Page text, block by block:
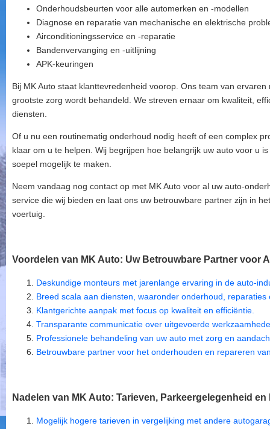
Onderhoudsbeurten voor alle automerken en -modellen
Diagnose en reparatie van mechanische en elektrische
Airconditioningsservice en -reparatie
Bandenvervanging en -uitlijning
APK-keuringen
Bij MK Auto staat klanttevredenheid voorop. Ons team van
grootste zorg wordt behandeld. We streven ernaar om kwaliteit,
diensten.
Of u nu een routinematig onderhoud nodig heeft of een complex
klaar om u te helpen. Wij begrijpen hoe belangrijk uw auto voor u
soepel mogelijk te maken.
Neem vandaag nog contact op met MK Auto voor al uw auto-
service die wij bieden en laat ons uw betrouwbare partner zijn in
voertuig.
Voordelen van MK Auto: Uw Betrouwbare Partner voor
Deskundige monteurs met jarenlange ervaring in de auto-
Breed scala aan diensten, waaronder onderhoud, reparaties
Klantgerichte aanpak met focus op kwaliteit en efficiëntie.
Transparante communicatie over uitgevoerde
Professionele behandeling van uw auto met zorg en
Betrouwbare partner voor het onderhouden en repareren
Nadelen van MK Auto: Tarieven, Parkeergelegenheid
Mogelijk hogere tarieven in vergelijking met andere